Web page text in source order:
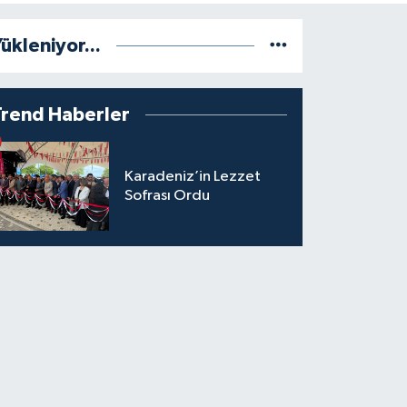
Haberler
Karadeniz’in Lezzet
Sofrası Ordu